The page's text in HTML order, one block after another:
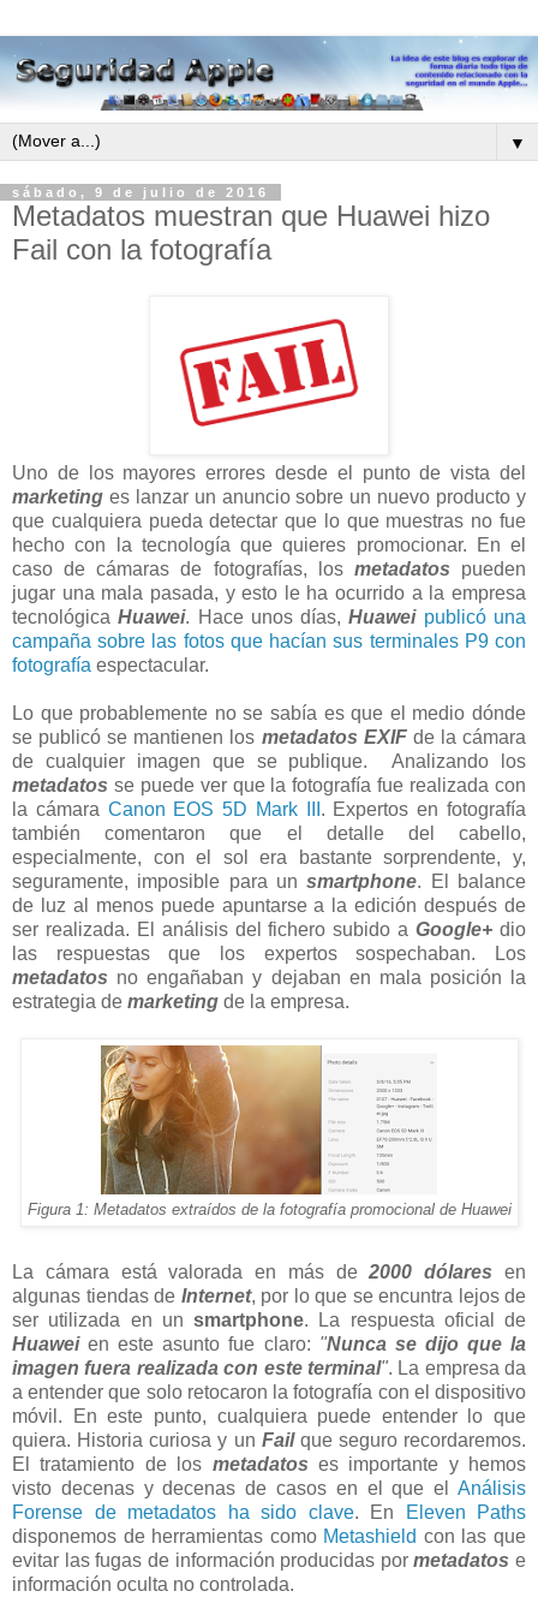
▼
sábado, 9 de julio de 2016
Metadatos muestran que Huawei hizo
Fail con la fotografía
Uno de los mayores errores desde el punto de vista del
marketing es lanzar un anuncio sobre un nuevo producto y
que cualquiera pueda detectar que lo que muestras no fue
hecho con la tecnología que quieres promocionar. En el
caso de cámaras de fotografías, los metadatos pueden
jugar una mala pasada, y esto le ha ocurrido a la empresa
tecnológicaHuawei. Hace unos días,Huawei publicó una
campaña sobre las fotos que hacían sus terminales P9 con
fotografía espectacular.
Lo que probablemente no se sabía es que el medio dónde
se publicó se mantienen los metadatos EXIF de la cámara
de cualquier imagen que se publique. Analizando los
metadatos se puede ver que la fotografía fue realizada con
la cámara Canon EOS 5D Mark III . Expertos en fotografía
también comentaron que el detalle del cabello,
especialmente, con el sol era bastante sorprendente, y,
seguramente, imposible para unsmartphone. El balance
de luz al menos puede apuntarse a la edición después de
ser realizada. El análisis del fichero subido aGoogle+ dio
las respuestas que los expertos sospechaban. Los
metadatos no engañaban y dejaban en mala posición la
estrategia de marketing de la empresa.
Figura 1: Metadatos extraídos de la fotografía promocional de Huawei
La cámara está valorada en más de2000 dólares en
algunas tiendas de Internet, por lo que se encuntra lejos de
ser utilizada en un smartphone. La respuesta oficial de
Huawei en este asunto fue claro: "Nunca se dijo que la
imagen fuera realizada con este terminal". La empresa da
a entender que solo retocaron la fotografía con el dispositivo
móvil. En este punto, cualquiera puede entender lo que
quiera. Historia curiosa y un Fail que seguro recordaremos.
El tratamiento de los metadatos es importante y hemos
visto decenas y decenas de casos en el que el Análisis
Forense de metadatos ha sido clave. En
Eleven Paths
disponemos de herramientas como Metashield con las que
evitar las fugas de información producidas pormetadatos e
información oculta no controlada.